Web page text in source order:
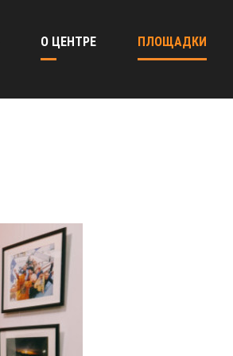
О ЦЕНТРЕ ПЛОЩАДКИ